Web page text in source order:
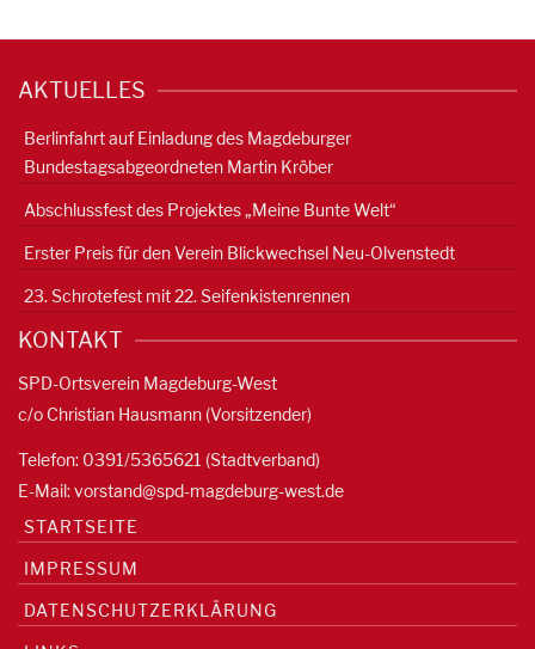
AKTUELLES
Berlinfahrt auf Einladung des Magdeburger
Bundestagsabgeordneten Martin Kröber
Abschlussfest des Projektes „Meine Bunte Welt“
Erster Preis für den Verein Blickwechsel Neu-Olvenstedt
23. Schrotefest mit 22. Seifenkistenrennen
KONTAKT
SPD-Ortsverein Magdeburg-West
c/o Christian Hausmann (Vorsitzender)
Telefon: 0391/5365621 (Stadtverband)
E-Mail:vorstand@spd-magdeburg-west.de
STARTSEITE
IMPRESSUM
DATENSCHUTZERKLÄRUNG